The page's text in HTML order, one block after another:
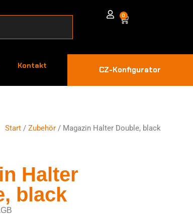
0
Kontakt CZ-Konfigurator
Start /Zubehör / Magazin Halter Double, black
Halter
black